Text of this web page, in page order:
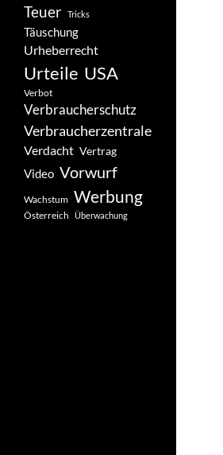
Teuer Tricks
Täuschung
Urheberrecht
Urteile USA
Verbot
Verbraucherschutz
Verbraucherzentrale
Verdacht Vertrag
Video Vorwurf
Wachstum Werbung
Österreich Überwachung